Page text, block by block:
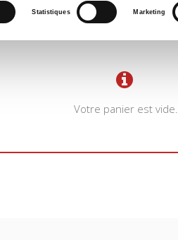
Statistiques Marketing
Votre panier est vide.